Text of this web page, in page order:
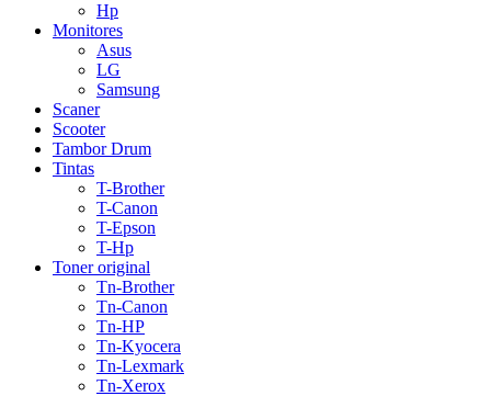
Hp
Monitores
Asus
LG
Samsung
Scaner
Scooter
Tambor Drum
Tintas
T-Brother
T-Canon
T-Epson
T-Hp
Toner original
Tn-Brother
Tn-Canon
Tn-HP
Tn-Kyocera
Tn-Lexmark
Tn-Xerox